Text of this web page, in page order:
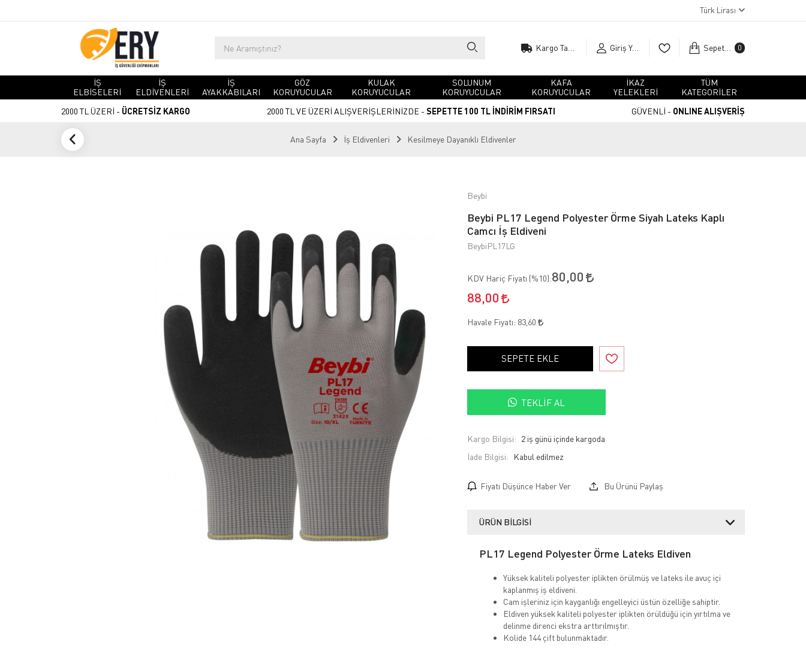
Türk Lirası
Giriş Yap Sepetim 0
İŞ
ELBİSELERİ
İŞ
ELDİVENLERİ
İŞ
AYAKKABILARI
GÖZ
KORUYUCULAR
KULAK
KORUYUCULAR
SOLUNUM
KORUYUCULAR
KAFA
KORUYUCULAR
İKAZ
YELEKLERİ
TÜM
KATEGORİLER
2000 TL ÜZERİ - ÜCRETSİZ KARGO 2000 TL VE ÜZERİ ALIŞVERİŞLERİNİZDE - SEPETTE 100 TL İNDİRİM FIRSATI GÜVENLİ - ONLINE ALIŞVERİŞ
Ana Sayfa İş Eldivenleri Kesilmeye Dayanıklı Eldivenler
Beybi
Beybi PL17 Legend Polyester Örme Siyah Lateks Kaplı
Camcı İş Eldiveni
BeybiPL17LG
KDV Hariç Fiyatı (%10):80,00
88,00
Havale Fiyatı: 83,60
SEPETE EKLE
TEKLIF AL
Kargo Bilgisi: 2 iş günü içinde kargoda
İade Bilgisi:
Fiyatı Düşünce Haber Ver Bu Ürünü Paylaş
ÜRÜN BILGISI
PL17 Legend Polyester Örme Lateks Eldiven
Yüksek kaliteli polyester iplikten örülmüş ve lateks ile avuç içi
kaplanmış iş eldiveni.
Cam işleriniz için kayganlığı engelleyici üstün özelliğe sahiptir.
Eldiven yüksek kaliteli polyester iplikten örüldüğü için yırtılma ve
delinme direnci ekstra arttırılmıştır.
Kolide 144 çift bulunmaktadır.